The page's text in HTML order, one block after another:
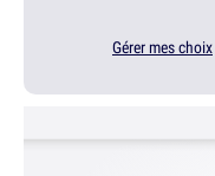
Gérer mes choix